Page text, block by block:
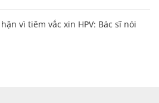
vì tiêm vắc xin HPV: Bác sĩ nói